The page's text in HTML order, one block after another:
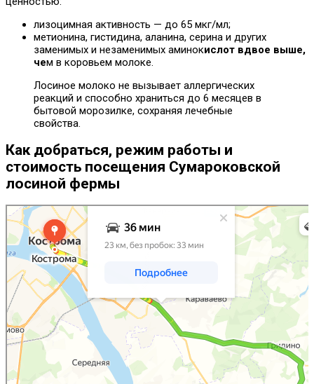
лизоцимная активность — до 65 мкг/мл;
метионина, гистидина, аланина, серина и других
заменимых и незаменимых аминокислот вдвое выше,
чем в коровьем молоке.
Лосиное молоко не вызывает аллергических
реакций и способно храниться до 6 месяцев в
бытовой морозилке, сохраняя лечебные
свойства.
Как добраться, режим работы и
стоимость посещения Сумароковской
лосиной фермы
Яндекс Карты
Яндекс Карты